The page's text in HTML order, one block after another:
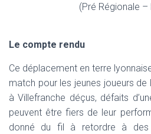
(Pré Régionale –
Le compte rendu
Ce déplacement en terre
match pour les jeunes joueurs de
à Villefranche déçus, défaits
peuvent être fiers de leur
donné du fil à retordre à des